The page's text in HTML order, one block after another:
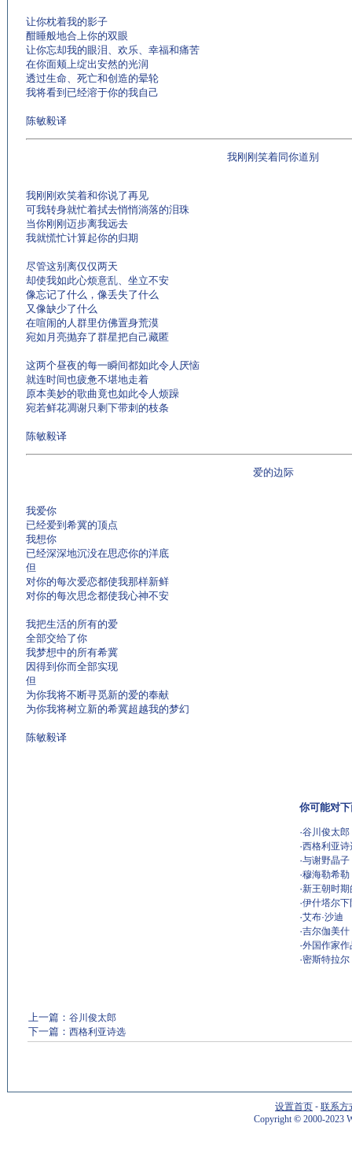
让你枕着我的影子
酣睡般地合上你的双眼
让你忘却我的眼泪、欢乐、幸福和痛苦
在你面颊上绽出安然的光润
透过生命、死亡和创造的晕轮
我将看到已经溶于你的我自己
陈敏毅译
我刚刚笑着同你道别
我刚刚欢笑着和你说了再见
可我转身就忙着拭去悄悄淌落的泪珠
当你刚刚迈步离我远去
我就慌忙计算起你的归期
尽管这别离仅仅两天
却使我如此心烦意乱、坐立不安
像忘记了什么，像丢失了什么
又像缺少了什么
在喧闹的人群里仿佛置身荒漠
宛如月亮抛弃了群星把自己藏匿
这两个昼夜的每一瞬间都如此令人厌恼
就连时间也疲惫不堪地走着
原本美妙的歌曲竟也如此令人烦躁
宛若鲜花凋谢只剩下带刺的枝条
陈敏毅译
爱的边际
我爱你
已经爱到希冀的顶点
我想你
已经深深地沉没在思恋你的洋底
但
对你的每次爱恋都使我那样新鲜
对你的每次思念都使我心神不安
我把生活的所有的爱
全部交给了你
我梦想中的所有希冀
因得到你而全部实现
但
为你我将不断寻觅新的爱的奉献
为你我将树立新的希冀超越我的梦幻
陈敏毅译
你可能对
·谷川俊太郎
·西格利亚诗
·与谢野晶子
·穆海勒希勒
·新王朝时期
·伊什塔尔下
·艾布·沙迪
·吉尔伽美什
·外国作家作
·密斯特拉尔
上一篇： 谷川俊太郎
下一篇： 西格利亚诗选
设置首页 - 联系方
Copyright©2000-2023